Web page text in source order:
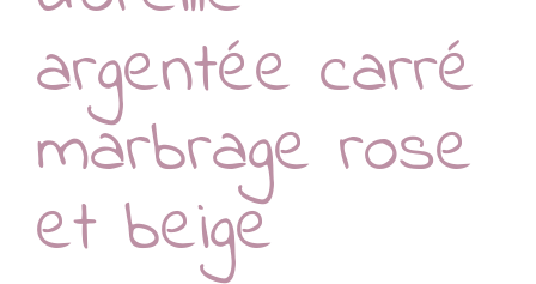
argentée carré
marbrage rose
et beige